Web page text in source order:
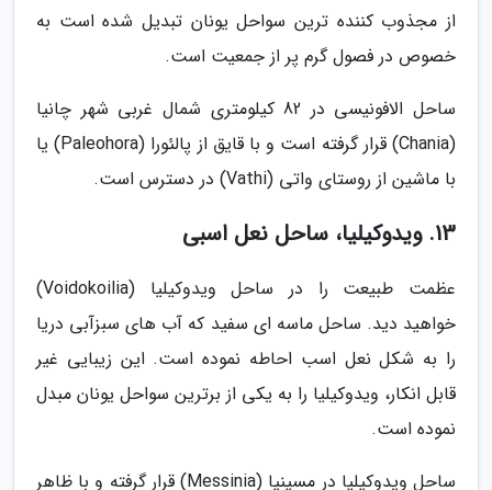
از مجذوب کننده ترین سواحل یونان تبدیل شده است به
خصوص در فصول گرم پر از جمعیت است.
ساحل الافونیسی در 82 کیلومتری شمال غربی شهر چانیا
(Chania) قرار گرفته است و با قایق از پالئورا (Paleohora) یا
با ماشین از روستای واتی (Vathi) در دسترس است.
13. ویدوکیلیا، ساحل نعل اسبی
عظمت طبیعت را در ساحل ویدوکیلیا (Voidokoilia)
خواهید دید. ساحل ماسه ای سفید که آب های سبزآبی دریا
را به شکل نعل اسب احاطه نموده است. این زیبایی غیر
قابل انکار، ویدوکیلیا را به یکی از برترین سواحل یونان مبدل
نموده است.
ساحل ویدوکیلیا در مسینیا (Messinia) قرار گرفته و با ظاهر